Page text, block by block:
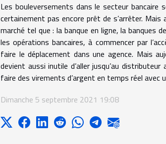
Les bouleversements dans le secteur
certainement pas encore prêt de s’arrêter.
marché tel que : la banque en ligne, la banques
les opérations bancaires, à commencer par
faire le déplacement dans une agence. Mais
devient aussi inutile d’aller jusqu’au
faire des virements d’argent en temps réel avec
Dimanche 5 septembre 2021 19:08